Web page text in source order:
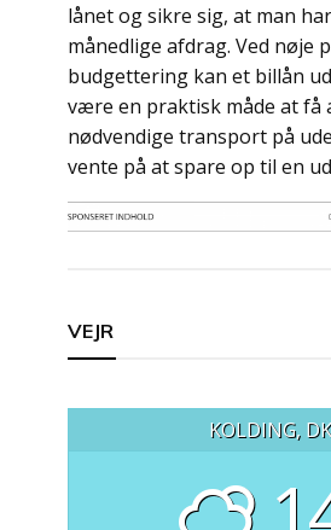
lånet og sikre sig, at man
månedlige afdrag. Ved nøje
budgettering kan et billån
være en praktisk måde at få
nødvendige transport på
vente på at spare op til en
VEJR
KOLDING, DK